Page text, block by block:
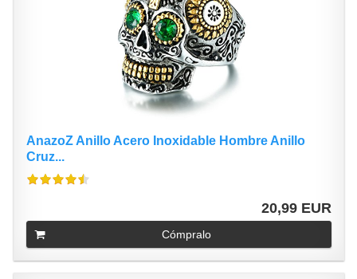
AnazoZ Anillo Acero Inoxidable Hombre Anillo
Cruz...
20,99 EUR
Cómpralo